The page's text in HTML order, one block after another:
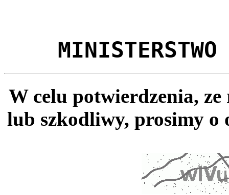
MINISTERSTWO
W celu potwierdzenia,
lub szkodliwy, prosimy o